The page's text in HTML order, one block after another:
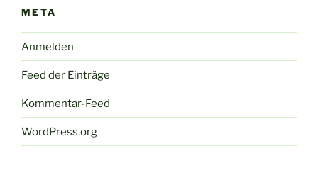
META
Anmelden
Feed der Einträge
Kommentar-Feed
WordPress.org